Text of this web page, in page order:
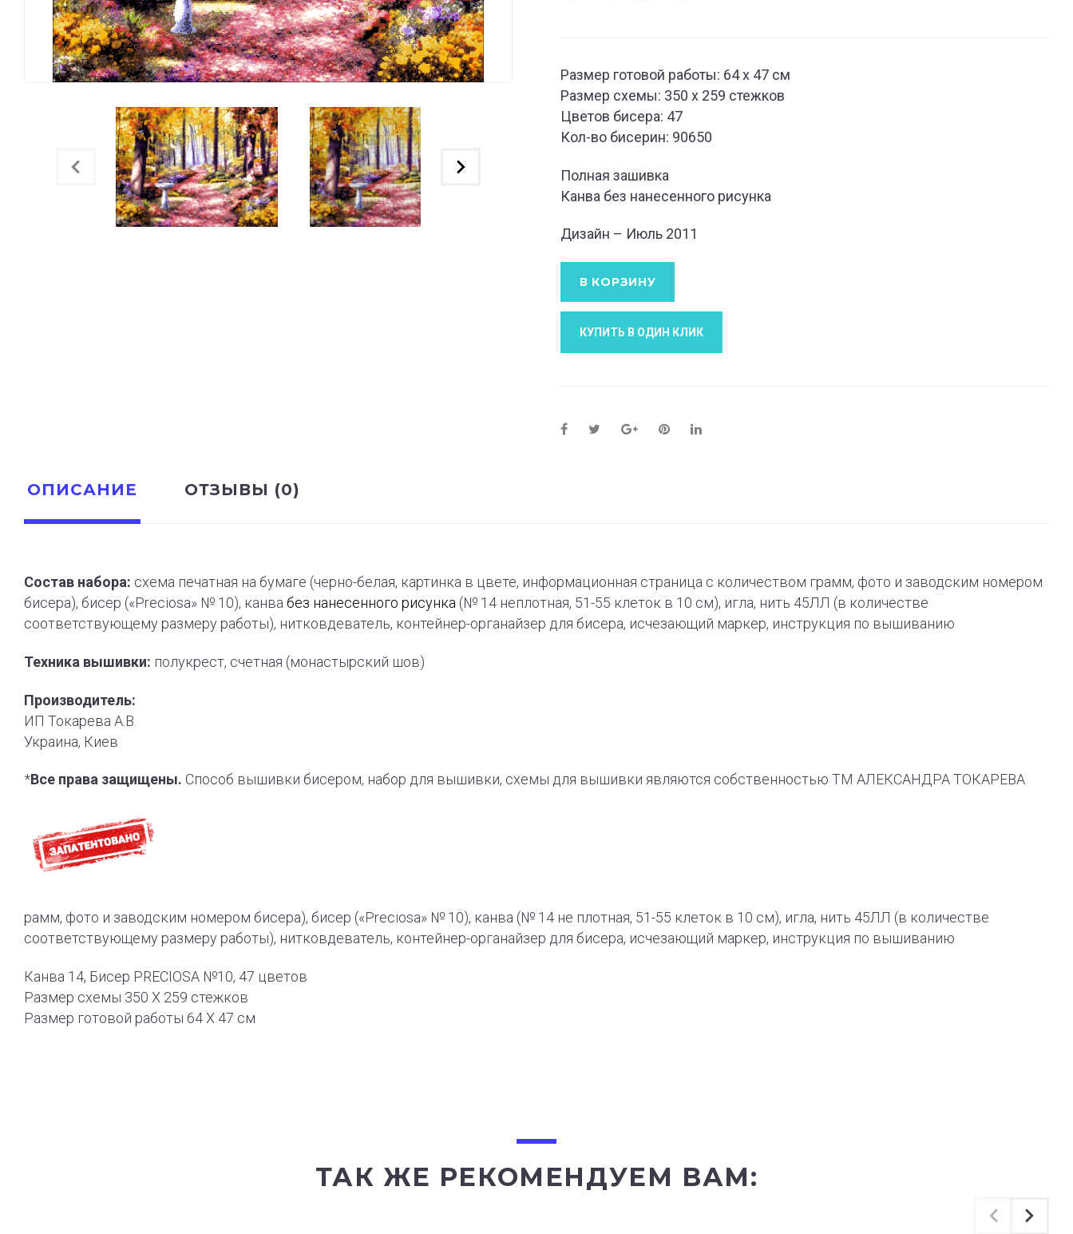
Размер готовой работы: 64 x 47 см
Размер схемы: 350 x 259 стежков
Цветов бисера: 47
Кол-во бисерин: 90650
Полная зашивка
Канва без нанесенного рисунка
Дизайн – Июль 2011
В КОРЗИНУ
КУПИТЬ В ОДИН КЛИК
ОПИСАНИЕ ОТЗЫВЫ (0)
Состав набора: схема печатная на бумаге (черно-белая, картинка в цвете, информационная страница с количеством грамм, фото и заводским номером
бисера), бисер («Preciosa» № 10), канва без нанесенного рисунка (№ 14 неплотная, 51-55 клеток в 10 см), игла, нить 45ЛЛ (в количестве
соответствующему размеру работы), нитковдеватель, контейнер-органайзер для бисера, исчезающий маркер, инструкция по вышиванию
Техника вышивки: полукрест, счетная (монастырский шов)
Производитель:
ИП Токарева А.В.
Украина, Киев
*Все права защищены. Способ вышивки бисером, набор для вышивки, схемы для вышивки являются собственностью ТМ АЛЕКСАНДРА ТОКАРЕВА
рамм, фото и заводским номером бисера), бисер («Preciosa» № 10), канва (№ 14 не плотная, 51-55 клеток в 10 см), игла, нить 45ЛЛ (в количестве
соответствующему размеру работы), нитковдеватель, контейнер-органайзер для бисера, исчезающий маркер, инструкция по вышиванию
Канва 14, Бисер PRECIOSA №10, 47 цветов
Размер схемы 350 X 259 стежков
Размер готовой работы 64 X 47 см
ТАК ЖЕ РЕКОМЕНДУЕМ ВАМ: